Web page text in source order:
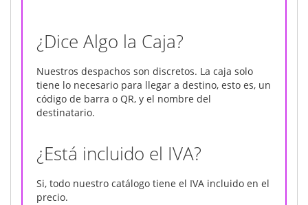
¿Dice Algo la Caja?
Nuestros despachos son discretos. La caja solo
tiene lo necesario para llegar a destino, esto es, un
código de barra o QR, y el nombre del
destinatario.
¿Está incluido el IVA?
Si, todo nuestro catálogo tiene el IVA incluido en el
precio.